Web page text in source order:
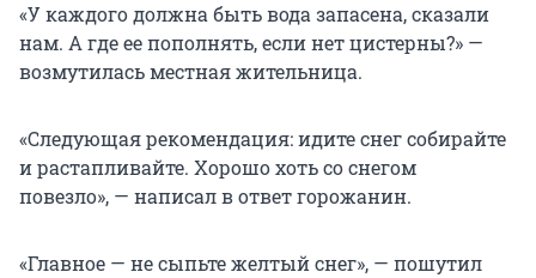
«У каждого должна быть вода запасена, сказали
нам. А где ее пополнять, если нет цистерны?» —
возмутилась местная жительница.
«Следующая рекомендация: идите снег собирайте
и растапливайте. Хорошо хоть со снегом
повезло», — написал в ответ горожанин.
«Главное — не сыпьте желтый снег», — пошутил